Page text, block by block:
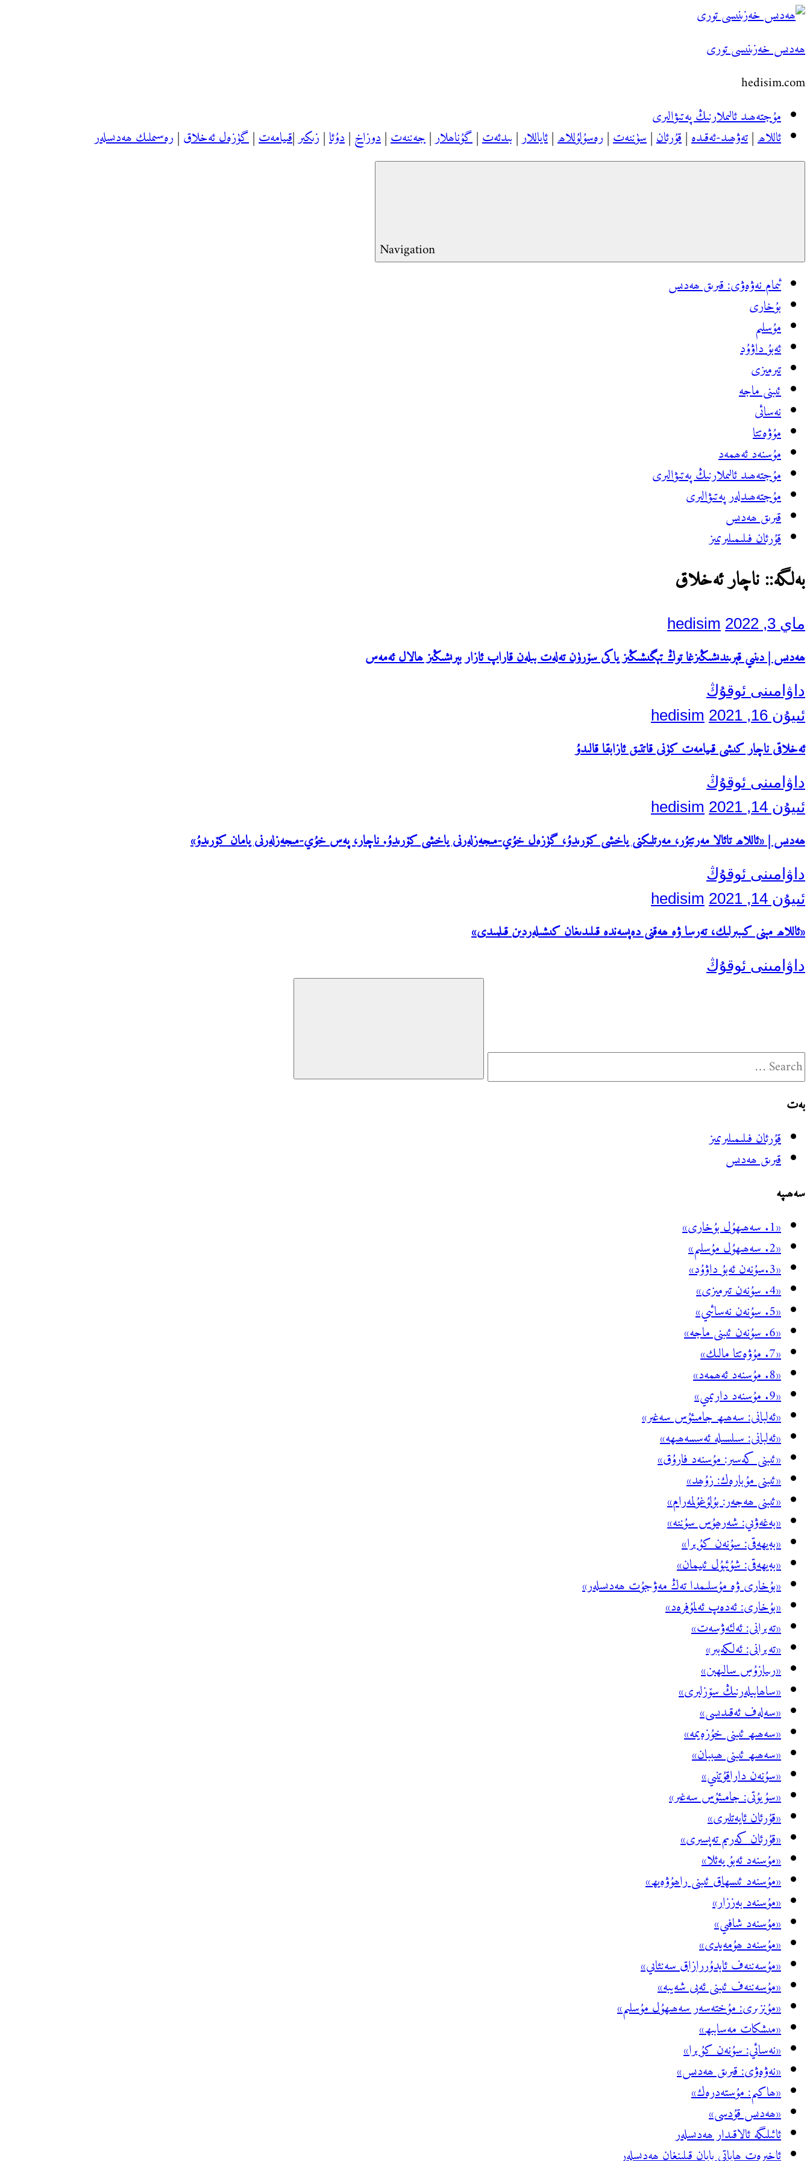
Skip
content
ھەدىس خەزىنىسى تورى
hedisim.com
مۇجتەھىد ئالىملارنىڭ پەتىۋالىرى
ئاللاھ|تەۋھىد-ئەقىدە|قۇرئان|سۈننەت|رەسۇلۇللاھ|ئاياللار|بىدئەت|گۇناھلار|جەننەت|دوزاخ|دۇئا|زىكىر|قىيامەت|گۈزەل ئەخلاق|رەسىملىك ھەدىسلەر
Navigation
ئىمام نەۋەۋى: قىرىق ھەدىس
بۇخارى
مۇسلىم
ئەبۇ داۋۇد
تىرمىزى
ئىبنى ماجە
نەسائى
مۇۋەتتا
مۇسنەد ئ‍ەھمەد
مۇجتەھىد ئالىملارنىڭ پەتىۋالىرى
مۇجتەھىدلەر پەتىۋالىرى
قىرىق ھەدىس
قۇرئان فىلىمىلىرىمىز
بەلگە::ناچار ئەخلاق
ماي 3, 2022 hedisim
ھەدىس | دىنىي قېرىندىشىڭىزغا توڭ تېگىشىڭىز ياكى سۆرۈن تەلەت بىلەن قاراپ ئازار بېرىشىڭىز ھالال ئەمەس
داۋامىنى ئوقۇڭ
ئىيۇن 16, 2021
hedisim
ئەخلاقى ناچار كىشى قىيامەت كۈنى قاتتىق ئازابقا قالىدۇ
داۋامىنى ئوقۇڭ
ئىيۇن 14, 2021
hedisim
ھەدىس | «ئاللاھ تائالا مەرتتۇر، مەرتلىكنى ياخشى كۆرىدۇ، گۈزەل خۇي-مىجەزلەرنى ياخشى كۆرىدۇ. ناچار، پەس خۇي-مىجەزلەرنى يامان كۆرىدۇ»
داۋامىنى ئوقۇڭ
ئىيۇن 14, 2021
hedisim
«ئاللاھ مېنى كىبىرلىك، تەرسا ۋە ھەقنى دەپسەندە قىلىدىغان كىشىلەردىن قىلمىدى»
داۋامىنى ئوقۇڭ
Search
بەت
قۇرئان فىلىمىلىرىمىز
قىرىق ھەدىس
سەھىپە
«1. سەھىھۇل بۇخارى»
«2. سەھىھۇل مۇسلىم»
«3.سۇنەن ئەبۇ داۋۇد»
«4. سۇنەن تىرمىزى»
«5. سۇنەن نەسائىي»
«6. سۇنەن ئىبنى ماجە»
«7. مۇۋەتتا مالىك»
«8. مۇسنەد ئەھمەد»
«9. مۇسنەد دارىمىي»
«ئەلبانى: سەھىھ جامىئۇس سەغىر»
«ئەلبانى: سىلسىلە ئەسسەھىھە»
«ئىبنى كەسىر: مۇسنەد فارۇق»
«ئىبنى مۇبارەك: زۇھد»
«ئىبنى ھەجەر: بۇلۇغۇلمەرام»
«بەغەۋىي: شەرھۇس سۇننە»
«بەيھەقى: سۇنەن كۇبرا»
«بەيھەقى: شۇئبۇل ئىيمان»
«بۇخارى ۋە مۇسلىمدا تەڭ مەۋجۇت ھەدىسلەر»
«بۇخارى: ئەدەپ ئەلمۇفرەد»
«تەبرانى: ئەلئەۋسەت»
«تەبرانى: ئەلكەبىر»
«رىيازۇس سالىھىن»
«ساھابىلەرنىڭ سۆزلىرى»
«سەلەف ئەقىدىسى»
«سەھىھ ئىبنى خۇزەيمە»
«سەھىھ ئىبنى ھىببان»
«سۇنەن داراقۇتنىي»
«سۇيۇتى: جامىئۇس سەغىر»
«قۇرئان ئايەتلىرى»
«قۇرئان كەرىم تەپسىرى»
«مۇسنەد ئەبۇ يەئلا»
«مۇسنەد ئىسھاق ئىبنى راھۇۋەيھ»
«مۇسنەد بەززار»
«مۇسنەد شافىي»
«مۇسنەد ھۇمەيدى»
«مۇسەننەف ئابدۇررازاق سەنئاىي»
«مۇسەننەف ئىبنى ئەبى شەيبە»
«مۇنزىرى: مۇختەسەر سەھىھۇل مۇسلىم»
«مىشكات مەسابىھ»
«نەسائي: سۇنەن كۇبرا»
«نەۋەۋى: قىرىق ھەدىس»
«ھاكىم: مۇستەدرەك»
«ھەدىس قۇدسى»
ئائىلىگە ئالاقىدار ھەدىسلەر
ئاخىرەت ھاياتى بايان قىلىنغان ھەدىسلەر